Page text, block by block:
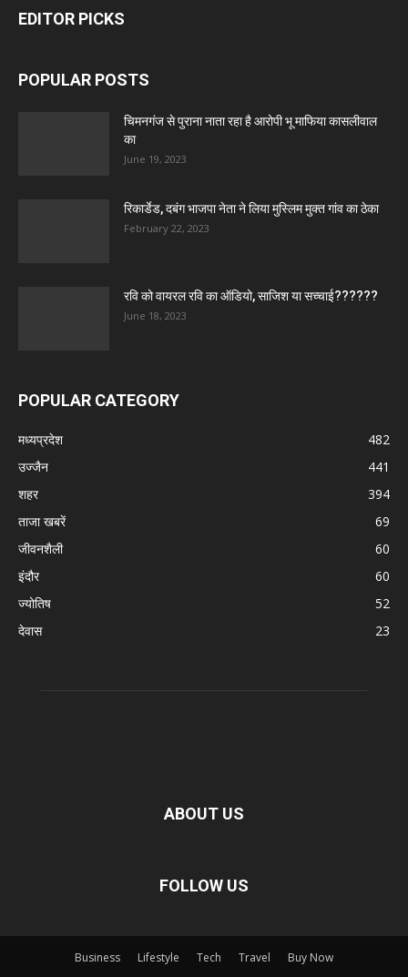
EDITOR PICKS
POPULAR POSTS
चिमनगंज से पुराना नाता रहा है आरोपी भू माफिया कासलीवाल
का
June 19, 2023
रिकार्डेड, दबंग भाजपा नेता ने लिया मुस्लिम मुक्त गांव का ठेका
February 22, 2023
रवि को वायरल रवि का ऑडियो, साजिश या सच्चाई??????
June 18, 2023
POPULAR CATEGORY
मध्‍यप्रदेश
482
उज्जैन
441
शहर
394
ताजा खबरें
69
जीवनशैली
60
इंदौर
60
ज्योतिष
52
देवास
23
ABOUT US
FOLLOW US
Business Lifestyle Tech Travel Buy Now